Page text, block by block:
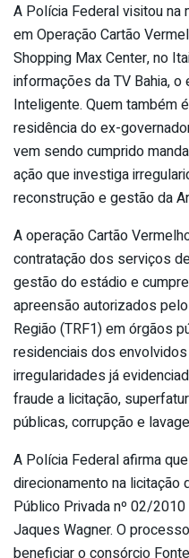
A Polícia Federal visitou na
em Operação Cartão
Shopping Max Center, no
informações da TV Bahia,
Inteligente. Quem também
residência do ex-
vem sendo cumprido
ação que investiga
reconstrução e gestão da
A operação Cartão
contratação dos serviços
gestão do estádio e
apreensão autorizados
Região (TRF1) em órgãos
residenciais dos
irregularidades já
fraude a licitação,
públicas, corrupção e
A Polícia Federal afirma
direcionamento na licitação
Público Privada nº 02/
Jaques Wagner. O